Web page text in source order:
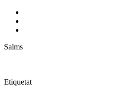
Salms
Etiquetat